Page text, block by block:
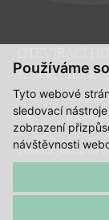
Používáme
Tyto webové
sledovací
zobrazení
návštěvnosti
Po–Pá:
So:
na
Ne:
na
Polední pauza ve